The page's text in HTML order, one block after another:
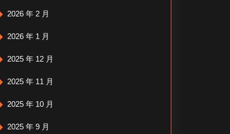
2026 年 2 月
2026 年 1 月
2025 年 12 月
2025 年 11 月
2025 年 10 月
2025 年 9 月